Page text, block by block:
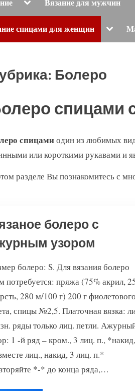
menu
Вязание для мужчин
спицами для женщин Toggle
menu
Болеро
спицами
спицамиодин из любимых
или короткими рукавами и
разделе Вы познакомитесь с
болеро с
узором
болеро: S. Для вязания болеро
потребуется: пряжа (75% акрил,
280 м/100 г) 200 г фиолетового
спицы №2,5. Платочная вязка:
ряды только лиц. петли.
1 -й ряд – кром., 3 лиц. п.,
лиц., накид, 3 лиц. п.*
*-* до конца ряда,…